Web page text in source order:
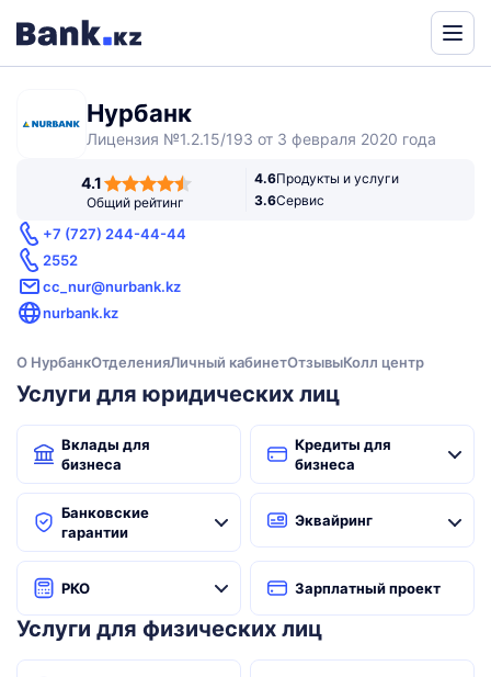
Нурбанк
Лицензия №1.2.15/193 от 3 февраля 2020 года
4.1
Общий рейтинг
4.6Продукты и услуги
3.6Сервис
+7 (727) 244-44-44
2552
cc_nur@nurbank.kz
nurbank.kz
О НурбанкОтделенияЛичный кабинетОтзывыКолл центр
Услуги для юридических лиц
Вклады для
бизнеса
Кредиты для
бизнеса
Банковские
гарантии
Эквайринг
РКО Зарплатный проект
Услуги для физических лиц